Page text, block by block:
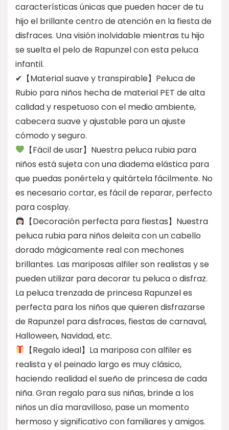
características únicas que pueden hacer de tu
hijo el brillante centro de atención en la fiesta de
disfraces. Una visión inolvidable mientras tu hijo
se suelta el pelo de Rapunzel con esta peluca
infantil.
✔【Material suave y transpirable】Peluca de
Rubio para niños hecha de material PET de alta
calidad y respetuoso con el medio ambiente,
cabecera suave y ajustable para un ajuste
cómodo y seguro.
【Fácil de usar】Nuestra peluca rubia para
niños está sujeta con una diadema elástica para
que puedas ponértela y quitártela fácilmente. No
es necesario cortar, es fácil de reparar, perfecto
para cosplay.
【Decoración perfecta para fiestas】Nuestra
peluca rubia para niños deleita con un cabello
dorado mágicamente real con mechones
brillantes. Las mariposas alfiler son realistas y se
pueden utilizar para decorar tu peluca o disfraz.
La peluca trenzada de princesa Rapunzel es
perfecta para los niños que quieren disfrazarse
de Rapunzel para disfraces, fiestas de carnaval,
Halloween, Navidad, etc.
【Regalo ideal】La mariposa con alfiler es
realista y el peinado largo es muy clásico,
haciendo realidad el sueño de princesa de cada
niña. Gran regalo para sus niñas, brinde a los
niños un día maravilloso, pase un momento
hermoso y significativo con familiares y amigos.